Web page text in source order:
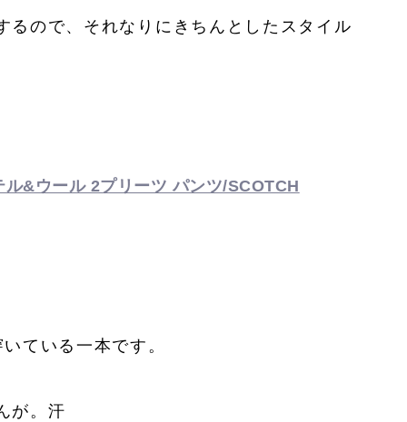
るので、それなりにきちんとしたスタイル
&ウール 2プリーツ パンツ/SCOTCH
ている一本です。
が。汗